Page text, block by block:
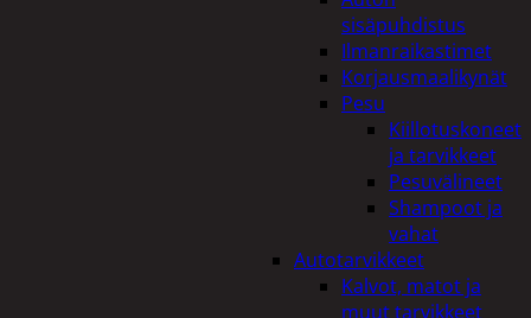
sisäpuhdistus
Ilmanraikastimet
Korjausmaalikynät
Pesu
Kiillotuskoneet
ja tarvikkeet
Pesuvälineet
Shampoot ja
vahat
Autotarvikkeet
Kalvot, matot ja
muut tarvikkeet